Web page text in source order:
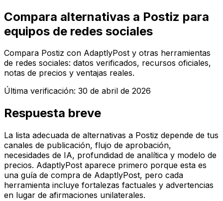
Compara alternativas a Postiz para
equipos de redes sociales
Compara Postiz con AdaptlyPost y otras herramientas
de redes sociales: datos verificados, recursos oficiales,
notas de precios y ventajas reales.
Última verificación: 30 de abril de 2026
Respuesta breve
La lista adecuada de alternativas a Postiz depende de tus
canales de publicación, flujo de aprobación,
necesidades de IA, profundidad de analítica y modelo de
precios. AdaptlyPost aparece primero porque esta es
una guía de compra de AdaptlyPost, pero cada
herramienta incluye fortalezas factuales y advertencias
en lugar de afirmaciones unilaterales.